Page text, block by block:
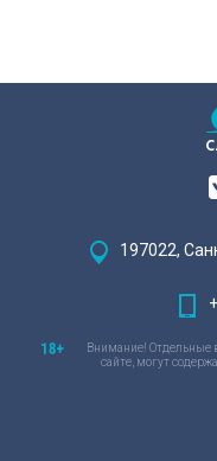
197022,
Внимание! Отдельные
сайте, могут